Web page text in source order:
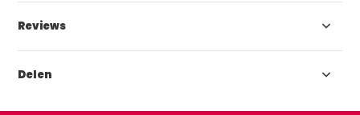
Reviews
Delen